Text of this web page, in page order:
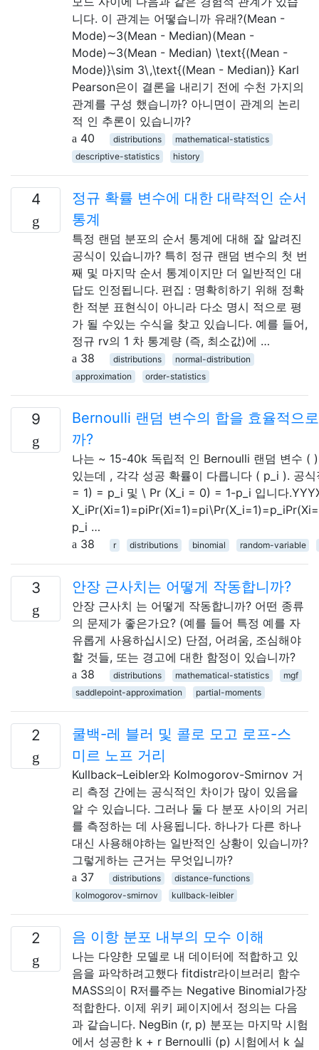
니다. 이 관계는 어떻습니까 유래?(Mean -
Mode)∼3(Mean - Median)(Mean -
Mode)∼3(Mean - Median) \text{(Mean -
Mode)}\sim 3\,\text{(Mean - Median)} Karl
Pearson은이 결론을 내리기 전에 수천 가지의
관계를 구성 했습니까? 아니면이 관계의 논리
적 인 추론이 있습니까?
40
distributions
mathematical-statistics
descriptive-statistics
history
4
정규 확률 변수에 대한 대략적인 순서
통계
특정 랜덤 분포의 순서 통계에 대해 잘 알려진
공식이 있습니까? 특히 정규 랜덤 변수의 첫 번
째 및 마지막 순서 통계이지만 더 일반적인 대
답도 인정됩니다. 편집 : 명확히하기 위해 정확
한 적분 표현식이 아니라 다소 명시 적으로 평
가 될 수있는 수식을 찾고 있습니다. 예를 들어,
정규 rv의 1 차 통계량 (즉, 최소값)에 …
38
distributions
normal-distribution
approximation
order-statistics
9
Bernoulli 랜덤 변수의 합을 효율적으
까?
나는 ~ 15-40k 독립적 인 Bernoulli 랜덤 변수 (
있는데 , 각각 성공 확률이 다릅니다 ( p_i ). 공
= 1) = p_i 및 \ Pr (X_i = 0) = 1-p_i 입니다
p_i …
38
r distributions binomial random-variable
3 안장 근사치는 어떻게 작동합니까?
안장 근사치 는 어떻게 작동합니까? 어떤 종류
의 문제가 좋은가요? (예를 들어 특정 예를 자
유롭게 사용하십시오) 단점, 어려움, 조심해야
할 것들, 또는 경고에 대한 함정이 있습니까?
38
distributions mathematical-statistics
mgf
saddlepoint-approximation
partial-moments
2
쿨백-레 블러 및 콜로 모고 로프-스
미르 노프 거리
Kullback–Leibler와 Kolmogorov-Smirnov 거
리 측정 간에는 공식적인 차이가 많이 있음을
알 수 있습니다. 그러나 둘 다 분포 사이의 거리
를 측정하는 데 사용됩니다. 하나가 다른 하나
대신 사용해야하는 일반적인 상황이 있습니까?
그렇게하는 근거는 무엇입니까?
37
distributions
distance-functions
kolmogorov-smirnov
kullback-leibler
2 음 이항 분포 내부의 모수 이해
나는 다양한 모델로 내 데이터에 적합하고 있
음을 파악하려고했다 fitdistr라이브러리 함수
MASS의이 R저를주는 Negative Binomial가장
적합한다. 이제 위키 페이지에서 정의는 다음
과 같습니다. NegBin (r, p) 분포는 마지막 시험
에서 성공한 k + r Bernoulli (p) 시험에서 k 실